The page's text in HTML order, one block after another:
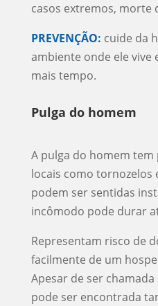
casos extremos, morte
PREVENÇÃO: cuide da
ambiente onde ele vive
mais tempo.
Pulga do homem
A pulga do homem
locais como tornozelos
podem ser sentidas
incômodo pode durar
Representam risco de
facilmente de um
Apesar de ser
pode ser encontrada